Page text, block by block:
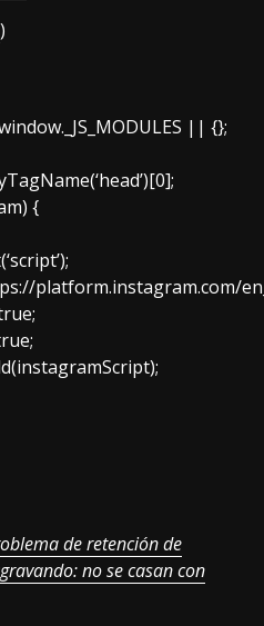
)
|| {};
{
platform.instagram.com/
de retención de
no se casan con